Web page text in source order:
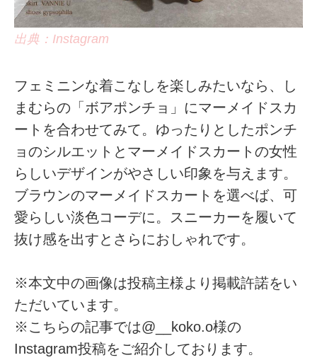
出典：Instagram
フェミニンな着こなしを楽しみたいなら、し
まむらの「ボアポンチョ」にマーメイドスカ
ートを合わせてみて。ゆったりとしたポンチ
ョのシルエットとマーメイドスカートの女性
らしいデザインがやさしい印象を与えます。
ブラウンのマーメイドスカートを選べば、可
愛らしい淡色コーデに。スニーカーを履いて
抜け感を出すとさらにおしゃれです。
※本文中の画像は投稿主様より掲載許諾をい
ただいています。
※こちらの記事では@__koko.o様の
Instagram投稿をご紹介しております。